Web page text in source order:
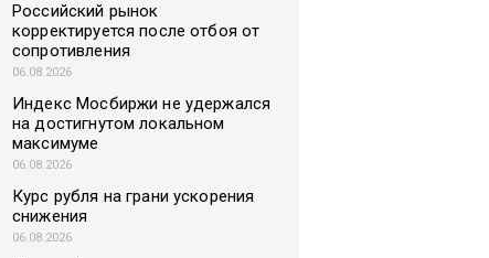
Российский рынок
корректируется после отбоя от
сопротивления
06.08.2026
Индекс Мосбиржи не удержался
на достигнутом локальном
максимуме
06.08.2026
Курс рубля на грани ускорения
снижения
06.08.2026